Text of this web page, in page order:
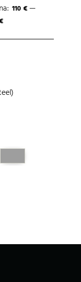
110 €—